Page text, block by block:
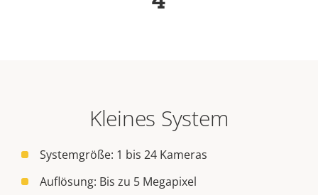
Kleines System
Systemgröße: 1 bis 24 Kameras
Auflösung: Bis zu 5 Megapixel